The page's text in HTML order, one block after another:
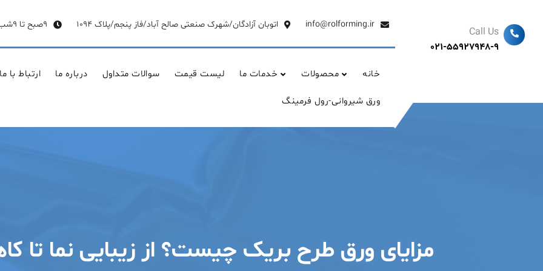
content
info@rolforming.ir اتوبان آزادگان/شهرک صنعتی صالح آباد/فاز پنجم/پلاک 1094 9صبح تا 9شب
خانه محصولات خدمات ما لیست قیمت سوالات متداول درباره ما ارتباط با ما
ورق شیروانی-رول فرمینگ
Call Us
021-55927948-9
مزایای ورق طرح بریک چیست؟ از زیبایی نما